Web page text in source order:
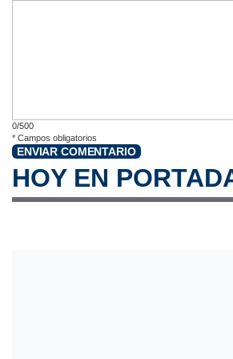
0/500
* Campos obligatorios
ENVIAR COMENTARIO
HOY EN